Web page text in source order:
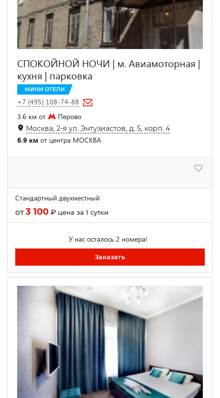
СПОКОЙНОЙ НОЧИ | м. Авиамоторная |
кухня | парковка
МИНИ ОТЕЛИ
+7 (495) 108-74-88
3.6 км от
Перово
Москва, 2-я ул. Энтузиастов, д. 5, корп. 4
6.9 км от центра МОСКВА
Стандартный двухместный
от3 100 ₽ цена за 1 сутки
У нас осталось 2 номера!
Заказать